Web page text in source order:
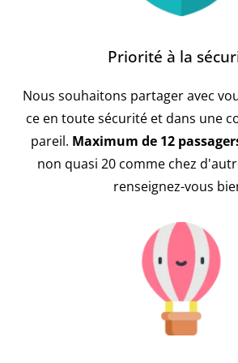
Priorité à la
Nous souhaitons partager avec
ce en toute sécurité et dans une
pareil. Maximum de 12
non quasi 20 comme chez
renseignez-vous